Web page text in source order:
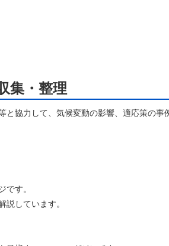
集・整理
協力して、気候変動の影響、適応策の事
す。
しています。